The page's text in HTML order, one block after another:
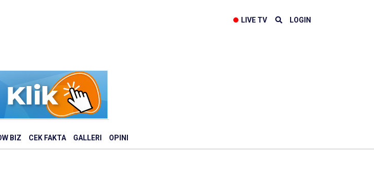
LIVE TV LOGIN
BIZ CEK FAKTA GALLERI OPINI